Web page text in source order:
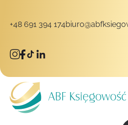
+48 691 394 174